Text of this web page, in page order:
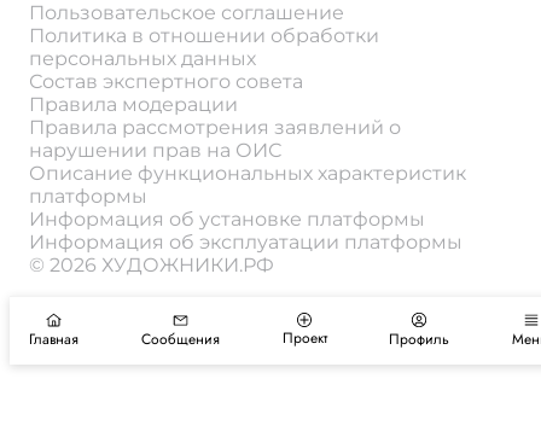
Пользовательское соглашение
Политика в отношении обработки
персональных данных
Состав экспертного совета
Правила модерации
Правила рассмотрения заявлений о
нарушении прав на ОИС
Описание функциональных характеристик
платформы
Информация об установке платформы
Информация об эксплуатации платформы
© 2026 ХУДОЖНИКИ.РФ
Главная Сообщения Проект Профиль